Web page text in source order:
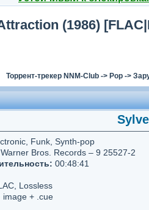
(1986)
Торрент-трекер NNM-Club -> Pop ->
Funk, Synth-pop
Warner Bros. Records – 9 25527-2
00:48:41
Lossless
image + .cue